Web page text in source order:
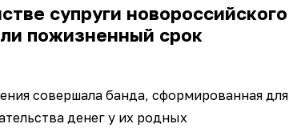
супруги новороссийского
пожизненный срок
совершала банда, сформированная для
денег у их родных